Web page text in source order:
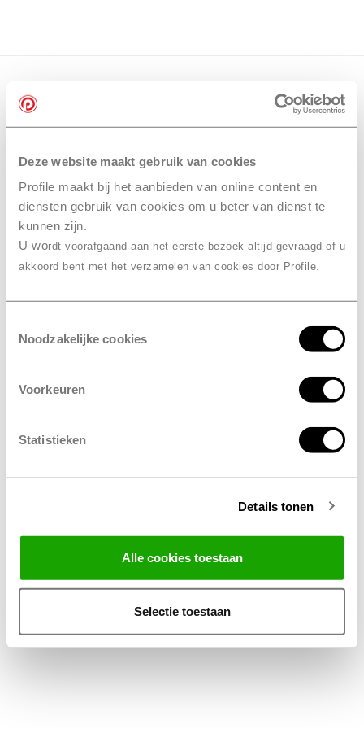
Deze website maakt gebruik van cookies
Profile maakt bij het aanbieden van online content en
diensten gebruik van cookies om u beter van dienst te
kunnen zijn.
U wordt voorafgaand aan het eerste bezoek altijd gevraagd of u
akkoord bent met het verzamelen van cookies door Profile.
Noodzakelijke cookies
Voorkeuren
Statistieken
Details tonen
Alle cookies toestaan
Selectie toestaan
Algemene Voorwaarden Thuiswinkel
Privacy Statement Profile Nederland B.V.
Disclaimer